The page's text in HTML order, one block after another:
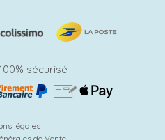
sécurisé
légales